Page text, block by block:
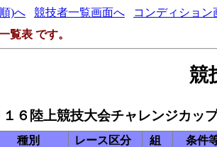
)へ 競技者一覧画面へ
コンディション
覧表 です。
競
６陸上競技大会チャレンジカッ
種別 レース区分 組
条件